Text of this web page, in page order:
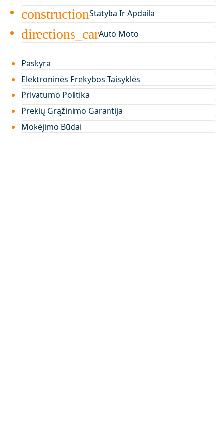
constructionStatyba Ir Apdaila
directions_carAuto Moto
Paskyra
Elektroninės Prekybos Taisyklės
Privatumo Politika
Prekių Grąžinimo Garantija
Mokėjimo Būdai